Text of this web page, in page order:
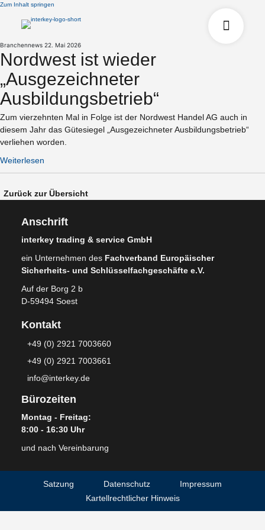
Zum Inhalt springen
Branchennews 22. Mai 2026
Nordwest ist wieder
„Ausgezeichneter
Ausbildungsbetrieb“
Zum vierzehnten Mal in Folge ist der Nordwest Handel AG auch in
diesem Jahr das Gütesiegel „Ausgezeichneter Ausbildungsbetrieb“
verliehen worden.
Weiterlesen
Zurück zur Übersicht
Anschrift
interkey trading & service GmbH
ein Unternehmen des Fachverband Europäischer
Sicherheits- und Schlüsselfachgeschäfte e.V.
Auf der Borg 2 b
D-59494 Soest
Kontakt
+49 (0) 2921 7003660
+49 (0) 2921 7003661
info@interkey.de
Bürozeiten
Montag - Freitag:
8:00 - 16:30 Uhr
und nach Vereinbarung
Satzung Datenschutz
Impressum
Kartellrechtlicher Hinweis